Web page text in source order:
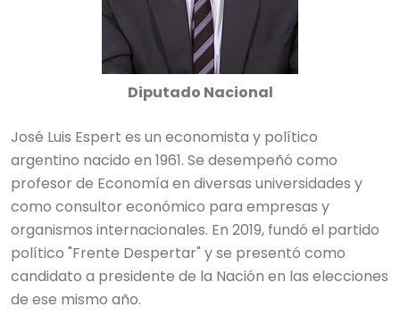
Diputado Nacional
José Luis Espert es un economista y político
argentino nacido en 1961. Se desempeñó como
profesor de Economía en diversas universidades y
como consultor económico para empresas y
organismos internacionales. En 2019, fundó el partido
político "Frente Despertar" y se presentó como
candidato a presidente de la Nación en las elecciones
de ese mismo año.